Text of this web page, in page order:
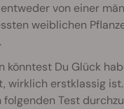
von einer
weiblichen
könntest Du Glück
wirklich erstklassig
Test